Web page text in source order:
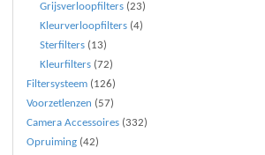
Grijsverloopfilters (23)
Kleurverloopfilters (4)
Sterfilters (13)
Kleurfilters (72)
Filtersysteem (126)
Voorzetlenzen (57)
Camera Accessoires (332)
Opruiming (42)